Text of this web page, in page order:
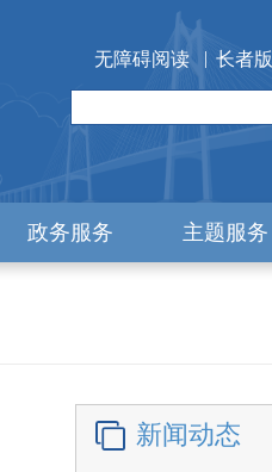
无障碍阅读 | 长者版
政务服务 主题服务
新闻动态